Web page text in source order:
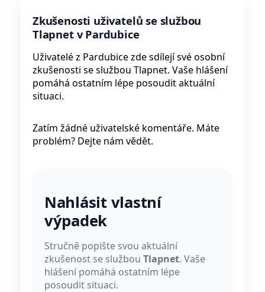
Zkušenosti uživatelů se službou
Tlapnet v Pardubice
Uživatelé z Pardubice zde sdílejí své osobní
zkušenosti se službou Tlapnet. Vaše hlášení
pomáhá ostatním lépe posoudit aktuální
situaci.
Zatím žádné uživatelské komentáře. Máte
problém? Dejte nám vědět.
Nahlásit vlastní
výpadek
Stručně popište svou aktuální
zkušenost se službou Tlapnet. Vaše
hlášení pomáhá ostatním lépe
posoudit situaci.